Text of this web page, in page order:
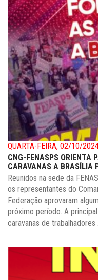
QUARTA-FEIRA, 02/10/
CNG-FENASPS ORIENTA
CARAVANAS A BRASÍLIA
Reunidos na sede da
os representantes do
Federação aprovaram
próximo período. A
caravanas de trabalhadores